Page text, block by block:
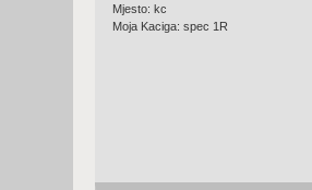
Mjesto: kc
Moja Kaciga: spec 1R